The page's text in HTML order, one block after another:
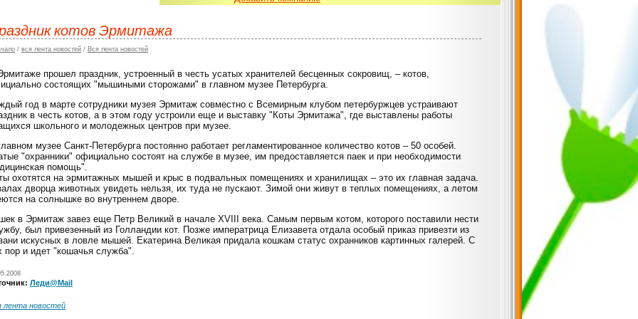
котов Эрмитажа
/ вся лента новостей / Вся лента новостей
прошел праздник, устроенный в честь усатых хранителей бесценных сокровищ, – котов,
состоящих "мышиными сторожами" в главном музее Петербурга.
год в марте сотрудники музея Эрмитаж совместно с Всемирным клубом петербуржцев устраивают
в честь котов, а в этом году устроили еще и выставку "Коты Эрмитажа", где выставлены работы
школьного и молодежных центров при музее.
музее Санкт-Петербурга постоянно работает регламентированное количество котов – 50 особей.
"охранники" официально состоят на службе в музее, им предоставляется паек и при необходимости
помощь".
охотятся на эрмитажных мышей и крыс в подвальных помещениях и хранилищах – это их главная задача.
дворца животных увидеть нельзя, их туда не пускают. Зимой они живут в теплых помещениях, а летом
на солнышке во внутреннем дворе.
в Эрмитаж завез еще Петр Великий в начале XVIII века. Самым первым котом, которого поставили нести
был привезенный из Голландии кот. Позже императрица Елизавета отдала особый приказ привезти из
искусных в ловле мышей. Екатерина Великая придала кошкам статус охранников картинных галерей. С
пор и идет "кошачья служба".
Леди@Mail
лента новостей